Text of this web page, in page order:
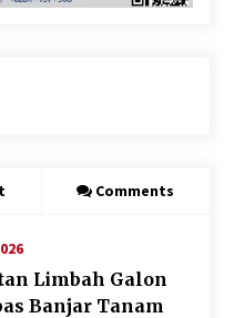
Comments
Limbah Galon
Banjar Tanam